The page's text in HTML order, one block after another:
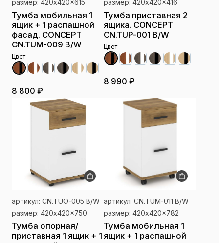
размер: 420x420x615
Тумба мобильная 1
ящик + 1 распашной
фасад. CONCEPT
CN.TUM-009 B/W
Цвет
8 800 ₽
размер: 420x420x416
Тумба приставная 2
ящика. CONCEPT
CN.TUP-001 B/W
Цвет
8 990 ₽
артикул: CN.TUO-005 B/W
размер: 420x420x750
Тумба опорная/
приставная 1 ящик + 1
артикул: CN.TUM-011 B/W
размер: 420x420x782
Тумба мобильная 1
ящик + 1 распашной